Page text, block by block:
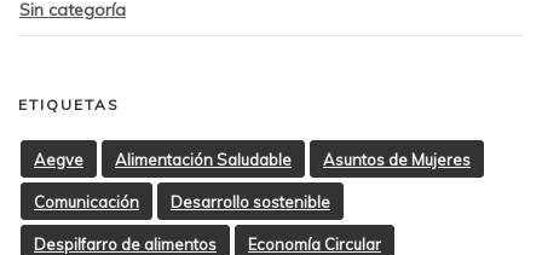
Sin categoría
ETIQUETAS
Aegve Alimentación Saludable Asuntos de Mujeres
Comunicación Desarrollo sostenible
Despilfarro de alimentos Economía Circular